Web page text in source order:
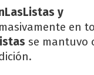
y
en
se mantuvo